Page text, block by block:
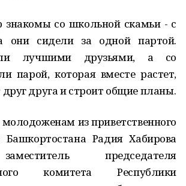
знакомы со школьной скамьи - с
они сидели за одной партой.
лучшими друзьями, а со
парой, которая вместе растет,
друга и строит общие планы.
из приветственного
Радия Хабирова
председателя
комитета Республики